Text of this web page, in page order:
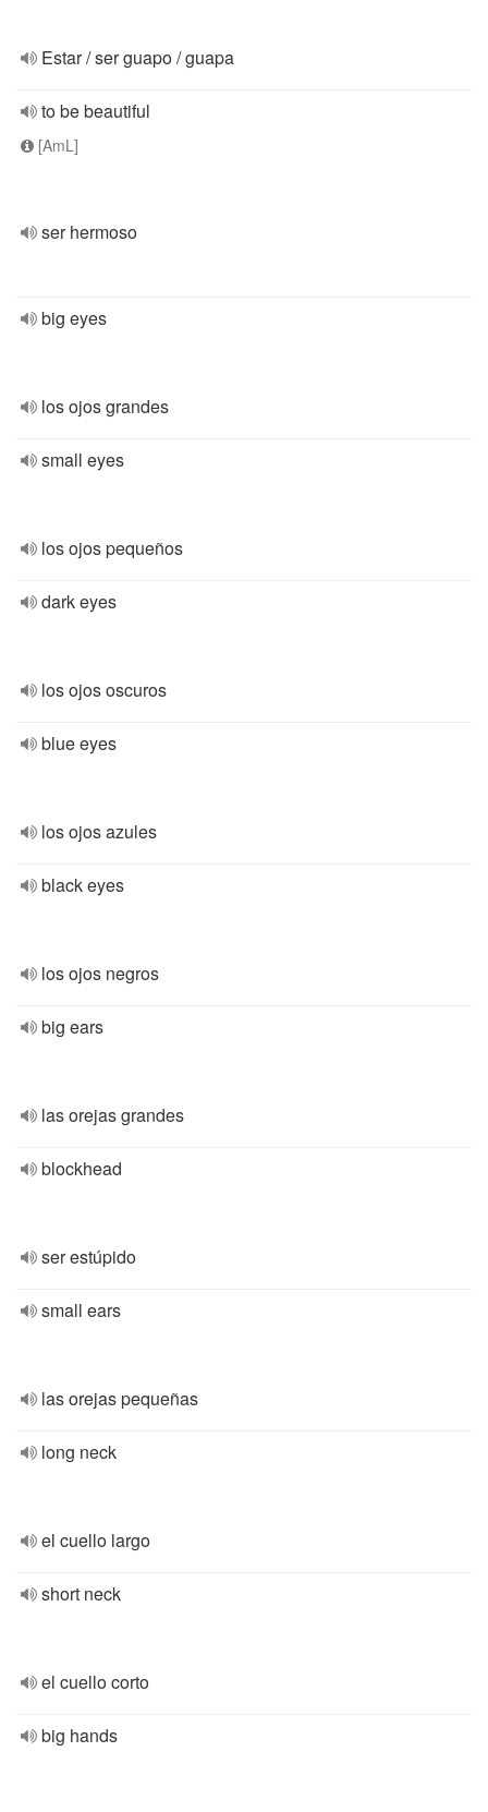
Estar / ser guapo / guapa
to be beautiful
[AmL]
ser hermoso
big eyes
los ojos grandes
small eyes
los ojos pequeños
dark eyes
los ojos oscuros
blue eyes
los ojos azules
black eyes
los ojos negros
big ears
las orejas grandes
blockhead
ser estúpido
small ears
las orejas pequeñas
long neck
el cuello largo
short neck
el cuello corto
big hands